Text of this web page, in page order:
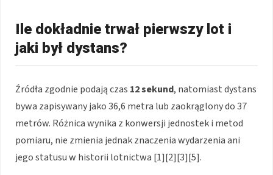
Ile dokładnie trwał pierwszy lot i
jaki był dystans?
Źródła zgodnie podają czas 12 sekund, natomiast dystans
bywa zapisywany jako 36,6 metra lub zaokrąglony do 37
metrów. Różnica wynika z konwersji jednostek i metod
pomiaru, nie zmienia jednak znaczenia wydarzenia ani
jego statusu w historii lotnictwa [1][2][3][5].